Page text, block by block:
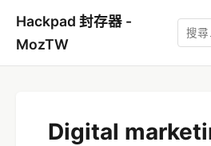
Hackpad 封存器 -
MozTW
Digital